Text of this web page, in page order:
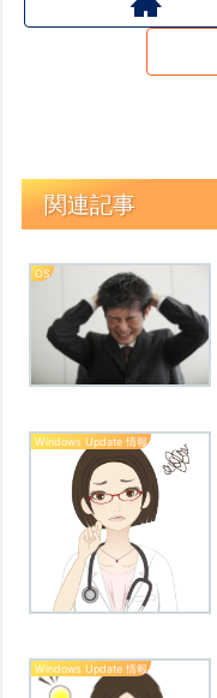
関連記事
OS
Windows Update 情報
Windows Update 情報